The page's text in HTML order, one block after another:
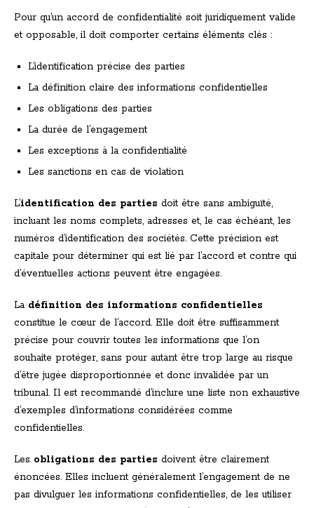
Pour qu’un accord de confidentialité soit juridiquement valide
et opposable, il doit comporter certains éléments clés :
L’identification précise des parties
La définition claire des informations confidentielles
Les obligations des parties
La durée de l’engagement
Les exceptions à la confidentialité
Les sanctions en cas de violation
L’identification des parties doit être sans ambiguïté,
incluant les noms complets, adresses et, le cas échéant, les
numéros d’identification des sociétés. Cette précision est
capitale pour déterminer qui est lié par l’accord et contre qui
d’éventuelles actions peuvent être engagées.
La définition des informations confidentielles
constitue le cœur de l’accord. Elle doit être suffisamment
précise pour couvrir toutes les informations que l’on
souhaite protéger, sans pour autant être trop large au risque
d’être jugée disproportionnée et donc invalidée par un
tribunal. Il est recommandé d’inclure une liste non exhaustive
d’exemples d’informations considérées comme
confidentielles.
Les obligations des parties doivent être clairement
énoncées. Elles incluent généralement l’engagement de ne
pas divulguer les informations confidentielles, de les utiliser